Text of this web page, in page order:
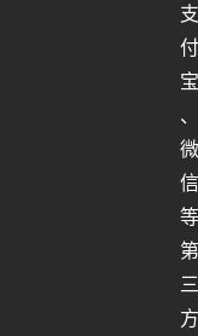
支
付
宝
、
微
信
等
第
三
方